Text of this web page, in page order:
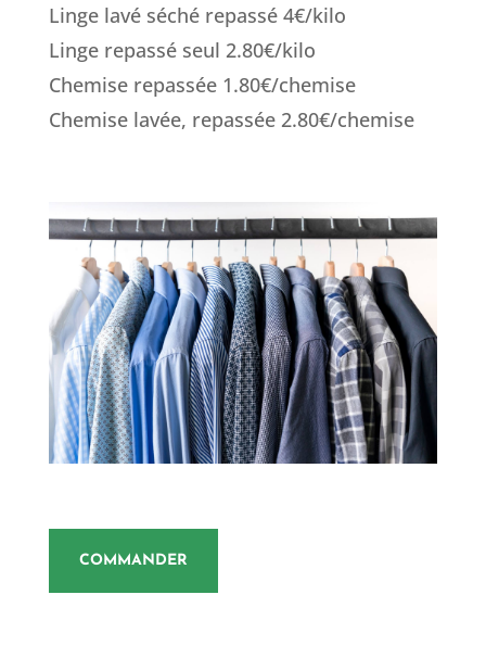
Linge lavé séché repassé 4€/kilo
Linge repassé seul 2.80€/kilo
Chemise repassée 1.80€/chemise
Chemise lavée, repassée 2.80€/chemise
COMMANDER